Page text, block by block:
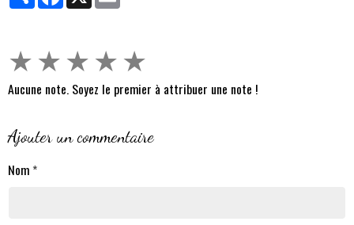
★★★★★
Aucune note. Soyez le premier à attribuer une note !
Ajouter un commentaire
Nom